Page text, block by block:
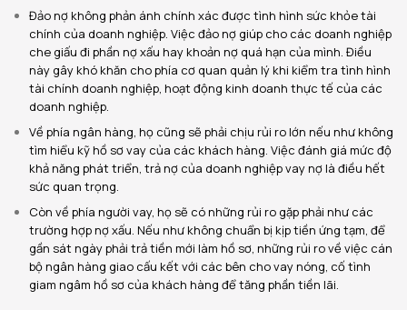
Đảo nợ không phản ánh chính xác được tình hình sức khỏe tài
chính của doanh nghiệp. Việc đảo nợ giúp cho các doanh nghiệp
che giấu đi phần nợ xấu hay khoản nợ quá hạn của mình. Điều
này gây khó khăn cho phía cơ quan quản lý khi kiểm tra tình hình
tài chính doanh nghiệp, hoạt động kinh doanh thực tế của các
doanh nghiệp.
Về phía ngân hàng, họ cũng sẽ phải chịu rủi ro lớn nếu như không
tìm hiểu kỹ hồ sơ vay của các khách hàng. Việc đánh giá mức độ
khả năng phát triển, trả nợ của doanh nghiệp vay nợ là điều hết
sức quan trọng.
Còn về phía người vay, họ sẽ có những rủi ro gặp phải như các
trường hợp nợ xấu. Nếu như không chuẩn bị kịp tiền ứng tạm, để
gần sát ngày phải trả tiền mới làm hồ sơ, những rủi ro về việc cán
bộ ngân hàng giao cấu kết với các bên cho vay nóng, cố tình
giam ngâm hồ sơ của khách hàng để tăng phần tiền lãi.